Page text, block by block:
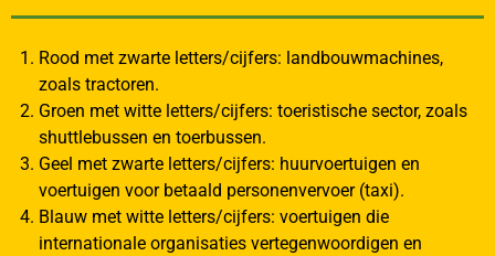
Rood met zwarte letters/cijfers: landbouwmachines,
zoals tractoren.
Groen met witte letters/cijfers: toeristische sector, zoals
shuttlebussen en toerbussen.
Geel met zwarte letters/cijfers: huurvoertuigen en
voertuigen voor betaald personenvervoer (taxi).
Blauw met witte letters/cijfers: voertuigen die
internationale organisaties vertegenwoordigen en